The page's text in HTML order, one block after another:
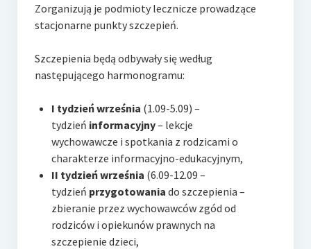
Zorganizują je podmioty lecznicze prowadzące
stacjonarne punkty szczepień.
Szczepienia będą odbywały się według
następującego harmonogramu:
I tydzień września (1.09-5.09) –
tydzień informacyjny– lekcje
wychowawcze i spotkania z rodzicami o
charakterze informacyjno-edukacyjnym,
II tydzień września (6.09-12.09 –
tydzień przygotowania do szczepienia –
zbieranie przez wychowawców zgód od
rodziców i opiekunów prawnych na
szczepienie dzieci,